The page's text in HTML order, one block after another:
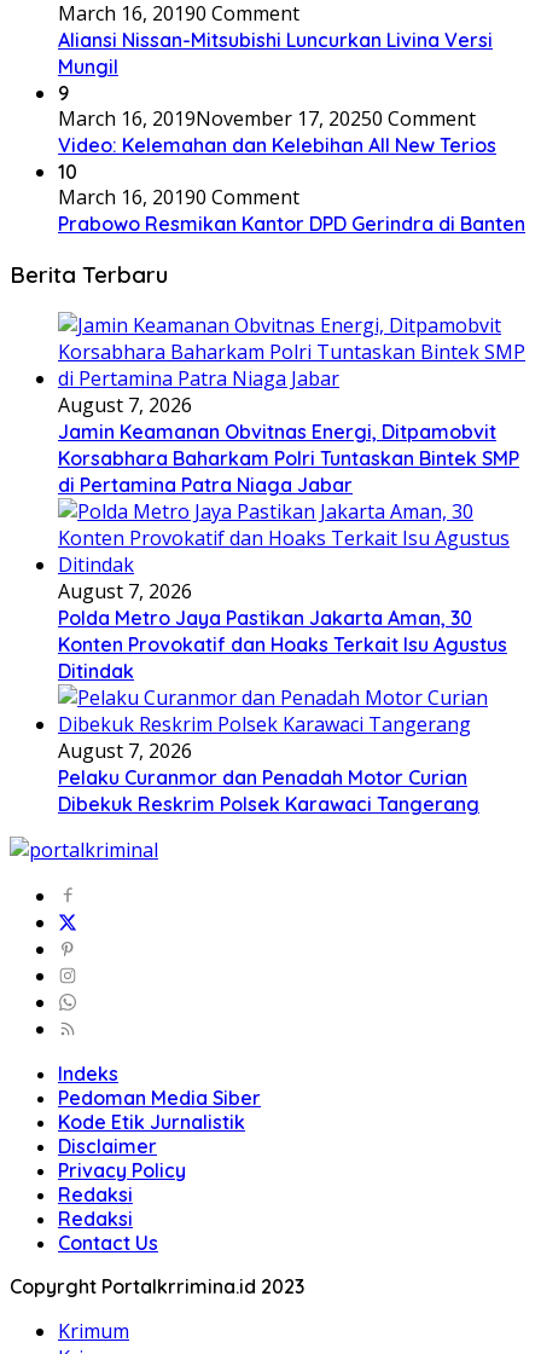
March 16, 20190 Comment
Aliansi Nissan-Mitsubishi Luncurkan Livina Versi
Mungil
9
March 16, 2019November 17, 20250 Comment
Video: Kelemahan dan Kelebihan All New Terios
10
March 16, 20190 Comment
Prabowo Resmikan Kantor DPD Gerindra di Banten
Berita Terbaru
August 7, 2026
Jamin Keamanan Obvitnas Energi, Ditpamobvit
Korsabhara Baharkam Polri Tuntaskan Bintek SMP
di Pertamina Patra Niaga Jabar
August 7, 2026
Polda Metro Jaya Pastikan Jakarta Aman, 30
Konten Provokatif dan Hoaks Terkait Isu Agustus
Ditindak
August 7, 2026
Pelaku Curanmor dan Penadah Motor Curian
Dibekuk Reskrim Polsek Karawaci Tangerang
Indeks
Pedoman Media Siber
Kode Etik Jurnalistik
Disclaimer
Privacy Policy
Redaksi
Redaksi
Contact Us
Copyrght Portalkrrimina.id 2023
Krimum